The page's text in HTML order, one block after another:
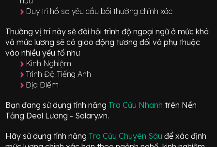
Duy trì hồ sơ yêu cầu bồi thường chính xác
Thường vị trí này sẽ đòi hỏi trình độ ngoại ngữ ở mứckhá
và mức lương sẽ có giao động tương đối và phụ thuộc
vào nhiều yếu tố như
Kinh Nghiệm
Trình Độ Tiếng Anh
Địa Điểm
Bạn đang sử dụng tính năng Tra Cứu Nhanh trên Nền
Tảng Deal Lương - Salary.vn.
Hãy sử dụng tính năng Tra Cứu Chuyên Sâuđể xác định